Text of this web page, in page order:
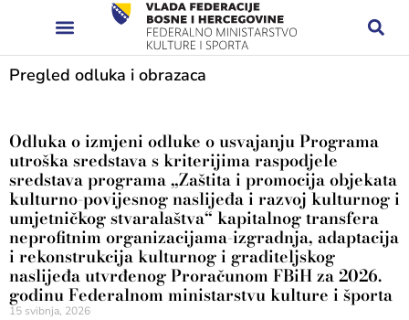
Pregled odluka i obrazaca
Odluka o izmjeni odluke o usvajanju Programa
utroška sredstava s kriterijima raspodjele
sredstava programa „Zaštita i promocija objekata
kulturno-povijesnog naslijeđa i razvoj kulturnog i
umjetničkog stvaralaštva“ kapitalnog transfera
neprofitnim organizacijama-izgradnja, adaptacija
i rekonstrukcija kulturnog i graditeljskog
naslijeđa utvrđenog Proračunom FBiH za 2026.
godinu Federalnom ministarstvu kulture i športa
15 svibnja, 2026